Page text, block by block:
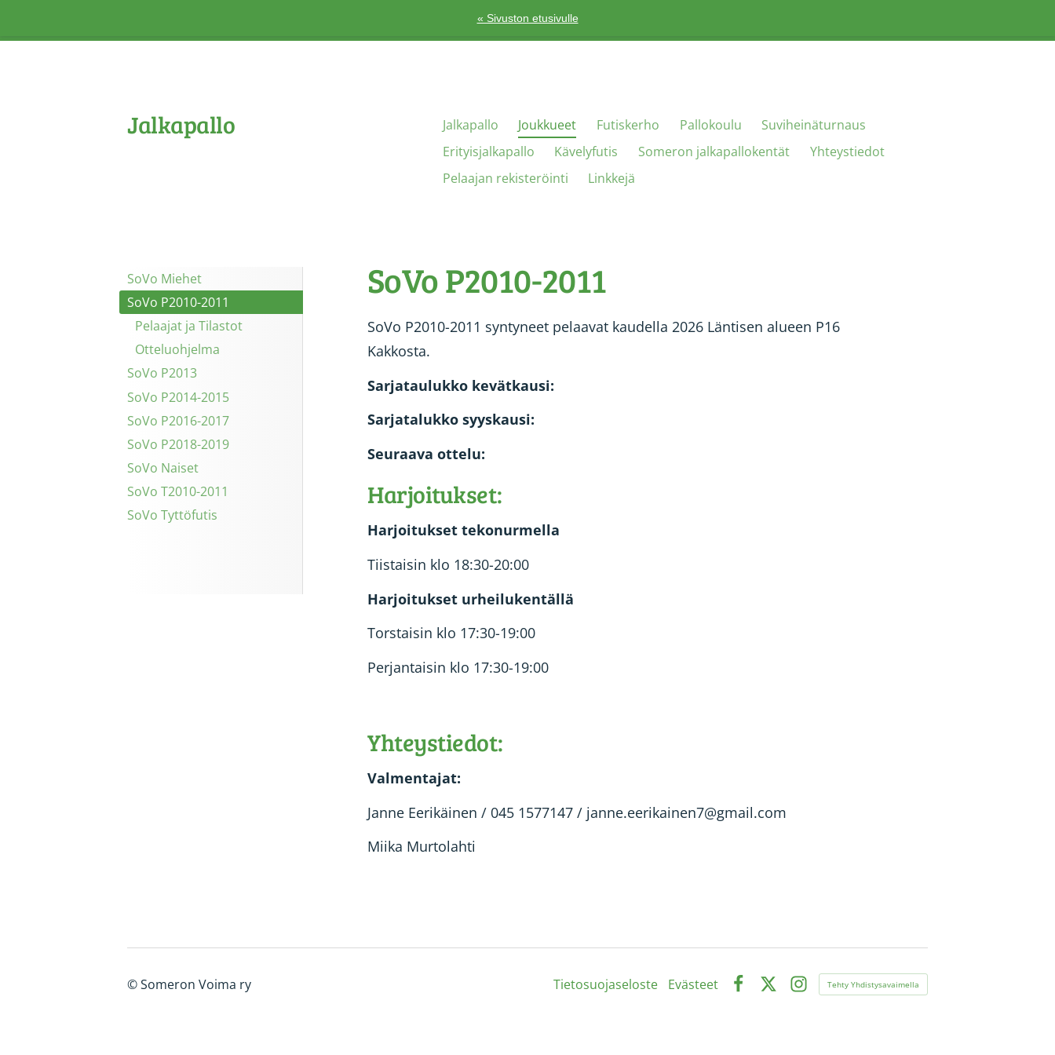
sivun
« Sivuston etusivulle
Jalkapallo Jalkapallo Joukkueet Futiskerho Pallokoulu
Suviheinäturnaus
Erityisjalkapallo
Kävelyfutis Someron jalkapallokentät
Yhteystiedot
Pelaajan rekisteröinti
Linkkejä
SoVo Miehet
SoVo P2010-2011
Pelaajat ja Tilastot
Otteluohjelma
SoVo P2013
SoVo P2014-2015
SoVo P2016-2017
SoVo P2018-2019
SoVo Naiset
SoVo T2010-2011
SoVo Tyttöfutis
SoVo P2010-2011
SoVo P2010-2011 syntyneet pelaavat kaudella 2026 Läntisen alueen P16
Kakkosta.
Sarjataulukko kevätkausi:
Sarjatalukko syyskausi:
Seuraava ottelu:
Harjoitukset:
Harjoitukset tekonurmella
Tiistaisin klo 18:30-20:00
Harjoitukset urheilukentällä
Torstaisin klo 17:30-19:00
Perjantaisin klo 17:30-19:00
Yhteystiedot:
Valmentajat:
Janne Eerikäinen / 045 1577147 / janne.eerikainen7@gmail.com
Miika Murtolahti
©Someron Voima ry Tietosuojaseloste
Evästeet
Instagram
Tehty Yhdistysavaimella